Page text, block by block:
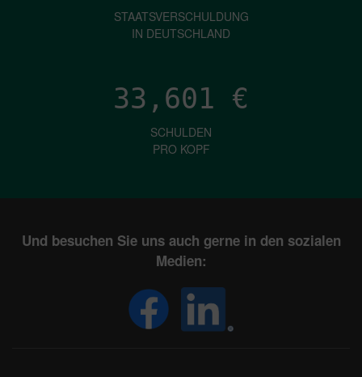
STAATSVERSCHULDUNG
IN DEUTSCHLAND
33,601 €
SCHULDEN
PRO KOPF
Und besuchen Sie uns auch gerne in den sozialen
Medien: